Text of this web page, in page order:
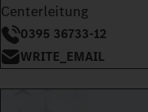
Centerleitung
0395 36733-12
WRITE_EMAIL